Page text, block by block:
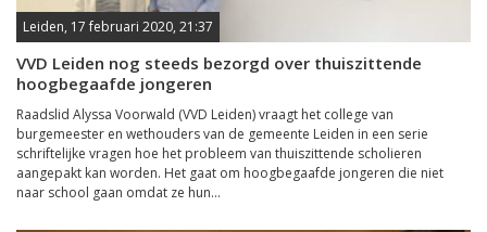
Leiden, 17 februari 2020, 21:37
VVD Leiden nog steeds bezorgd over thuiszittende
hoogbegaafde jongeren
Raadslid Alyssa Voorwald (VVD Leiden) vraagt het college van
burgemeester en wethouders van de gemeente Leiden in een serie
schriftelijke vragen hoe het probleem van thuiszittende scholieren
aangepakt kan worden. Het gaat om hoogbegaafde jongeren die niet
naar school gaan omdat ze hun...